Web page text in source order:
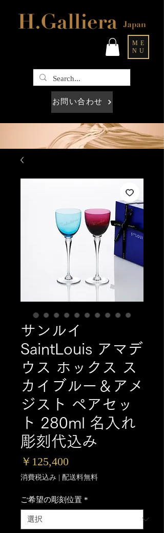
ME
NU
お問い合わせ
サンルイ
SaintLouis アマデ
ウス ホックス ス
カイブルー＆アメ
ジスト ペアセッ
ト 280ml 名入れ
彫刻代込み
￥125,400価
格
消費税込み | 配送料無料
ご希望の彫刻位置 *